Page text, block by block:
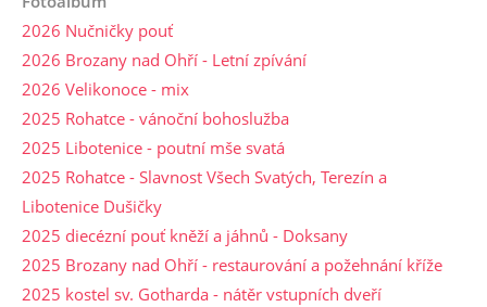
2026 Nučničky pouť
2026 Brozany nad Ohří - Letní zpívání
2026 Velikonoce - mix
2025 Rohatce - vánoční bohoslužba
2025 Libotenice - poutní mše svatá
2025 Rohatce - Slavnost Všech Svatých, Terezín a
Libotenice Dušičky
2025 diecézní pouť kněží a jáhnů - Doksany
2025 Brozany nad Ohří - restaurování a požehnání kříže
2025 kostel sv. Gotharda - nátěr vstupních dveří